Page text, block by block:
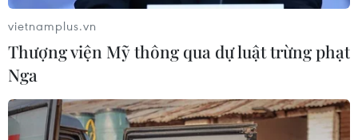
thành quốc gia biển mạnh
07/08/2026 22:30
Ngân hàng Trung ương Trung Quốc
mua thêm 20 tấn vàng trong tháng 7
vietnamplus.vn
Thượng viện Mỹ thông qua dự luật trừng phạt
Nga